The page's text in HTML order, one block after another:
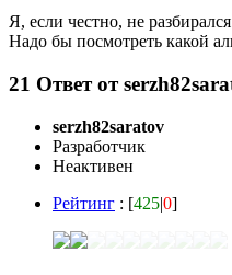
Я, если честно, не
Надо бы посмотреть какой
21 Ответ от
serzh82saratov
Разработчик
Неактивен
Рейтинг : [425|0]